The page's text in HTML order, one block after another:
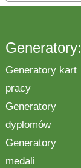
Generatory:
Generatory kart
pracy
Generatory
dyplomów
Generatory
medali